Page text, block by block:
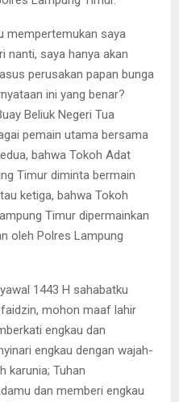
mempertemukan saya
nanti, saya hanya akan
perusakan papan bunga
ini yang benar?
Beliuk Negeri Tua
pemain utama bersama
bahwa Tokoh Adat
Timur diminta bermain
ketiga, bahwa Tokoh
Timur dipermainkan
oleh Polres Lampung
1443 H sahabatku
mohon maaf lahir
engkau dan
engkau dengan wajah-
karunia; Tuhan
dan memberi engkau